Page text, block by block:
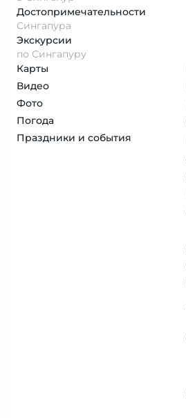
Достопримеча­тельности
Сингапура
Экскурсии
по Сингапуру
Карты
Видео
Фото
Погода
Праздники и события